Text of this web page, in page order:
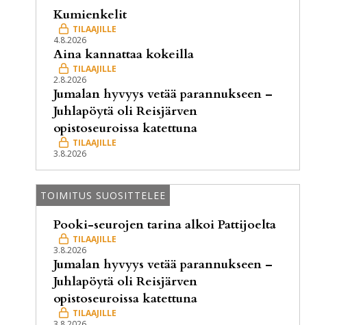
Kumienkelit
4.8.2026
Aina kannattaa kokeilla
2.8.2026
Jumalan hyvyys vetää parannukseen –
Juhlapöytä oli Reisjärven
opistoseuroissa katettuna
3.8.2026
TOIMITUS SUOSITTELEE
Pooki-seurojen tarina alkoi Pattijoelta
3.8.2026
Jumalan hyvyys vetää parannukseen –
Juhlapöytä oli Reisjärven
opistoseuroissa katettuna